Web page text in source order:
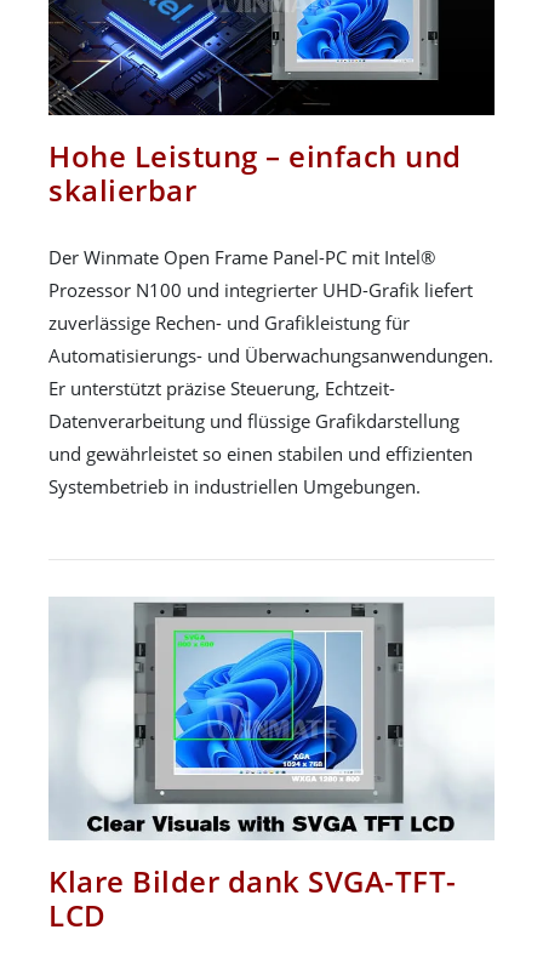
Hohe Leistung – einfach und
skalierbar
Der Winmate Open Frame Panel-PC mit Intel®
Prozessor N100 und integrierter UHD-Grafik liefert
zuverlässige Rechen- und Grafikleistung für
Automatisierungs- und Überwachungsanwendungen.
Er unterstützt präzise Steuerung, Echtzeit-
Datenverarbeitung und flüssige Grafikdarstellung
und gewährleistet so einen stabilen und effizienten
Systembetrieb in industriellen Umgebungen.
Klare Bilder dank SVGA-TFT-
LCD